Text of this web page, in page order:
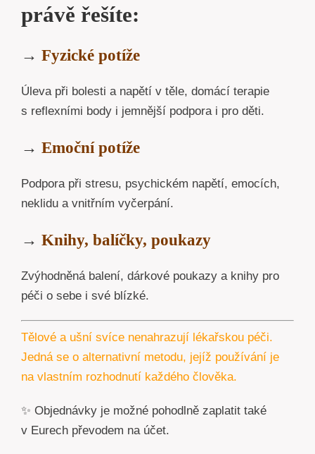
právě řešíte:
→ Fyzické potíže
Úleva při bolesti a napětí v těle, domácí terapie
s reflexními body i jemnější podpora i pro děti.
→ Emoční potíže
Podpora při stresu, psychickém napětí, emocích,
neklidu a vnitřním vyčerpání.
→ Knihy, balíčky, poukazy
Zvýhodněná balení, dárkové poukazy a knihy pro
péči o sebe i své blízké.
Tělové a ušní svíce nenahrazují lékařskou péči.
Jedná se o alternativní metodu, jejíž používání je
na vlastním rozhodnutí každého člověka.
✨ Objednávky je možné pohodlně zaplatit také
v Eurech převodem na účet.